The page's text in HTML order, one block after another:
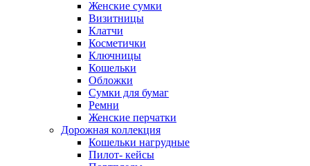
Женские сумки
Визитницы
Клатчи
Косметички
Ключницы
Кошельки
Обложки
Сумки для бумаг
Ремни
Женские перчатки
Дорожная коллекция
Кошельки нагрудные
Пилот- кейсы